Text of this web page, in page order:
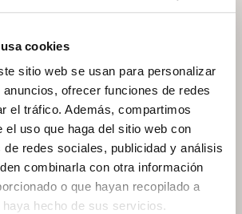
cookies
sitio web se usan para personalizar
ofrecer funciones de redes
el tráfico. Además, compartimos
el uso que haga del sitio web con
de redes sociales, publicidad y análisis
combinarla con otra información
o que hayan recopilado a
hecho de sus servicios.